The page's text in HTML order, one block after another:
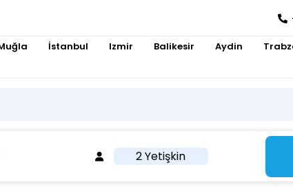
İstanbul Izmir Balikesir Aydin
2 Yetişkin